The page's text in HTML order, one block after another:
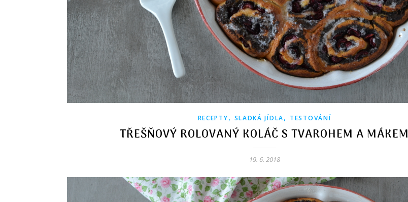
RECEPTY, SLADKÁ JÍDLA, TESTOVÁNÍ
TŘEŠŇOVÝ ROLOVANÝ KOLÁČ S TVAROHEM A MÁKEM
19. 6. 2018